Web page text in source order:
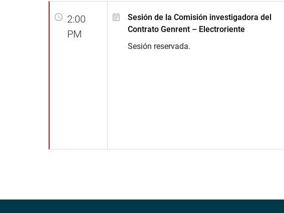
2:00
PM
Sesión de la Comisión investigadora del
Contrato Genrent – Electroriente
Sesión reservada.